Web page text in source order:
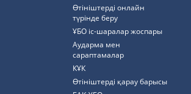
Өтініштерді онлайн
түрінде беру
ҰБО іс-шаралар жоспары
Аударма мен
сараптамалар
КҰК
Өтініштерді қарау барысы